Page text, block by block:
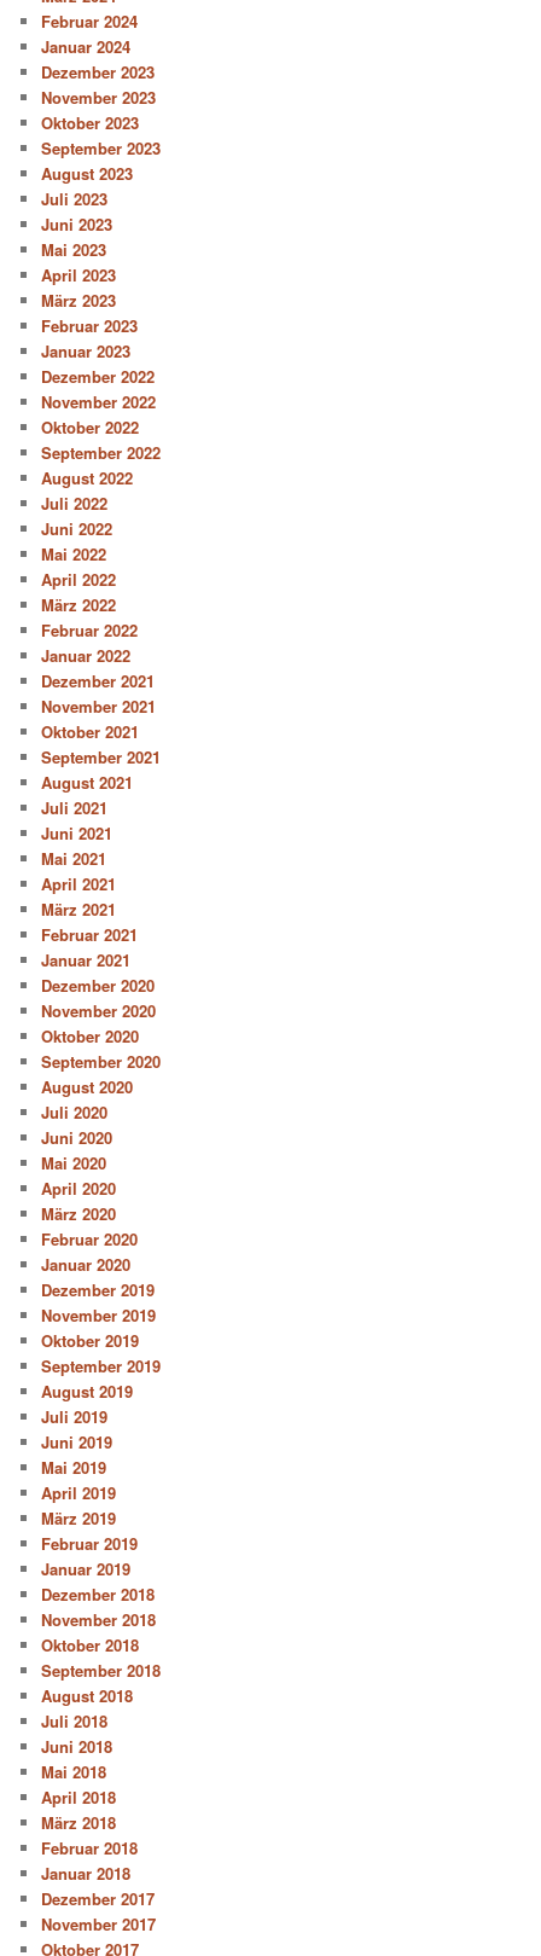
Februar 2024
Januar 2024
Dezember 2023
November 2023
Oktober 2023
September 2023
August 2023
Juli 2023
Juni 2023
Mai 2023
April 2023
März 2023
Februar 2023
Januar 2023
Dezember 2022
November 2022
Oktober 2022
September 2022
August 2022
Juli 2022
Juni 2022
Mai 2022
April 2022
März 2022
Februar 2022
Januar 2022
Dezember 2021
November 2021
Oktober 2021
September 2021
August 2021
Juli 2021
Juni 2021
Mai 2021
April 2021
März 2021
Februar 2021
Januar 2021
Dezember 2020
November 2020
Oktober 2020
September 2020
August 2020
Juli 2020
Juni 2020
Mai 2020
April 2020
März 2020
Februar 2020
Januar 2020
Dezember 2019
November 2019
Oktober 2019
September 2019
August 2019
Juli 2019
Juni 2019
Mai 2019
April 2019
März 2019
Februar 2019
Januar 2019
Dezember 2018
November 2018
Oktober 2018
September 2018
August 2018
Juli 2018
Juni 2018
Mai 2018
April 2018
März 2018
Februar 2018
Januar 2018
Dezember 2017
November 2017
Oktober 2017